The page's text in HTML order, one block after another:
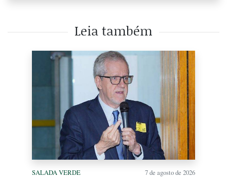
Leia também
SALADA VERDE 7 de agosto de 2026